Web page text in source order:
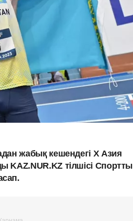
жабық кешендегі Х Азия
KAZ.NUR.KZ тілшісі Спортты